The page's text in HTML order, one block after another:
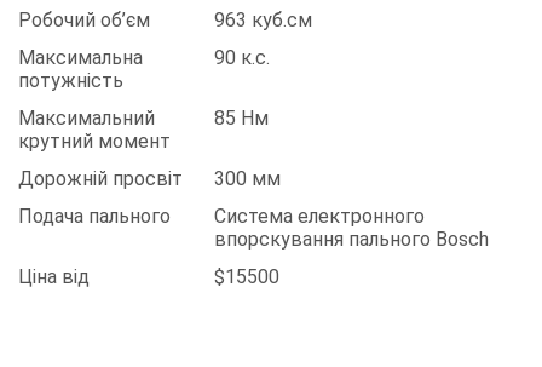
Робочий об’єм
963 куб.см
Максимальна
потужність
90 к.с.
Максимальний
крутний момент
85 Нм
Дорожній просвіт
300 мм
Подача пального
Система електронного
впорскування пального Bosch
Ціна від
$15500